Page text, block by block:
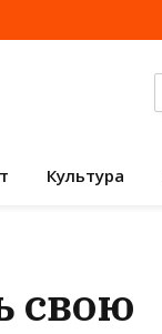
Культура
свою